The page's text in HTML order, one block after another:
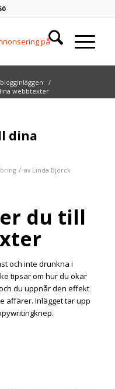
/
webbtexter
dina
/ av Linda Björck
du till
och inte drunkna i
tipsar om hur du ökar
du uppnår den effekt
affärer. Inlägget tar upp